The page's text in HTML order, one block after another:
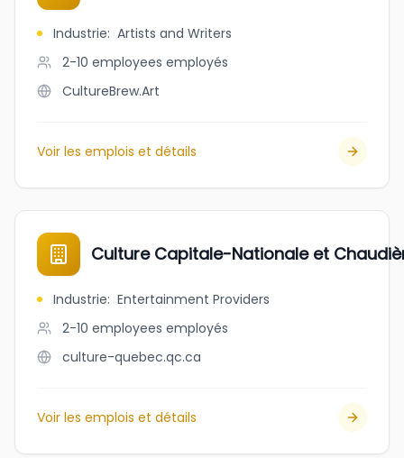
Industrie: Artists and Writers
2-10 employees employés
CultureBrew.Art
Voir les emplois et détails
Culture Capitale-Nationale et
Industrie: Entertainment Providers
2-10 employees employés
culture-quebec.qc.ca
Voir les emplois et détails